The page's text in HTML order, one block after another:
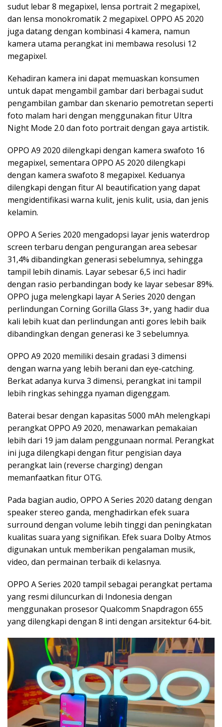
sudut lebar 8 megapixel, lensa portrait 2 megapixel,
dan lensa monokromatik 2 megapixel. OPPO A5 2020
juga datang dengan kombinasi 4 kamera, namun
kamera utama perangkat ini membawa resolusi 12
megapixel.
Kehadiran kamera ini dapat memuaskan konsumen
untuk dapat mengambil gambar dari berbagai sudut
pengambilan gambar dan skenario pemotretan seperti
foto malam hari dengan menggunakan fitur Ultra
Night Mode 2.0 dan foto portrait dengan gaya artistik.
OPPO A9 2020 dilengkapi dengan kamera swafoto 16
megapixel, sementara OPPO A5 2020 dilengkapi
dengan kamera swafoto 8 megapixel. Keduanya
dilengkapi dengan fitur AI beautification yang dapat
mengidentifikasi warna kulit, jenis kulit, usia, dan jenis
kelamin.
OPPO A Series 2020 mengadopsi layar jenis waterdrop
screen terbaru dengan pengurangan area sebesar
31,4% dibandingkan generasi sebelumnya, sehingga
tampil lebih dinamis. Layar sebesar 6,5 inci hadir
dengan rasio perbandingan body ke layar sebesar 89%.
OPPO juga melengkapi layar A Series 2020 dengan
perlindungan Corning Gorilla Glass 3+, yang hadir dua
kali lebih kuat dan perlindungan anti gores lebih baik
dibandingkan dengan generasi ke 3 sebelumnya.
OPPO A9 2020 memiliki desain gradasi 3 dimensi
dengan warna yang lebih berani dan eye-catching.
Berkat adanya kurva 3 dimensi, perangkat ini tampil
lebih ringkas sehingga nyaman digenggam.
Baterai besar dengan kapasitas 5000 mAh melengkapi
perangkat OPPO A9 2020, menawarkan pemakaian
lebih dari 19 jam dalam penggunaan normal. Perangkat
ini juga dilengkapi dengan fitur pengisian daya
perangkat lain (reverse charging) dengan
memanfaatkan fitur OTG.
Pada bagian audio, OPPO A Series 2020 datang dengan
speaker stereo ganda, menghadirkan efek suara
surround dengan volume lebih tinggi dan peningkatan
kualitas suara yang signifikan. Efek suara Dolby Atmos
digunakan untuk memberikan pengalaman musik,
video, dan permainan terbaik di kelasnya.
OPPO A Series 2020 tampil sebagai perangkat pertama
yang resmi diluncurkan di Indonesia dengan
menggunakan prosesor Qualcomm Snapdragon 655
yang dilengkapi dengan 8 inti dengan arsitektur 64-bit.